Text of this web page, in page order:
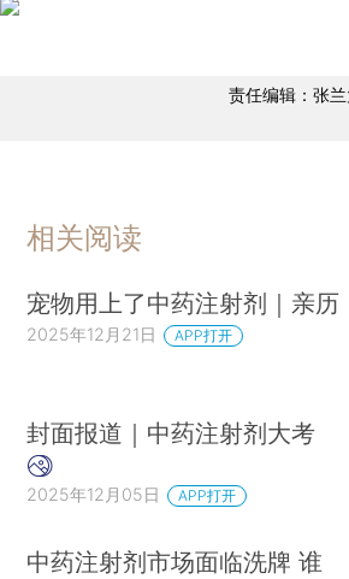
责任编辑：张
相关阅读
宠物用上了中药注射剂｜亲历
2025年12月21日 APP打开
封面报道｜中药注射剂大考
2025年12月05日 APP打开
中药注射剂市场面临洗牌 谁